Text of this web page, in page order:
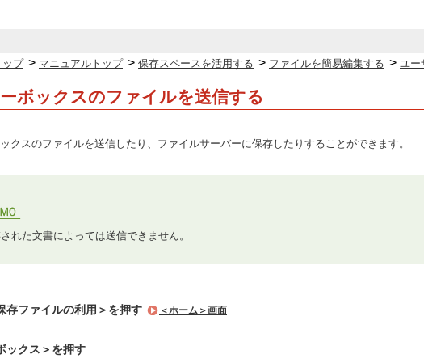
ップ > マニュアルトップ > 保存スペースを活用する > ファイルを簡易編集する > ユー
ボックスのファイルを送信する
クスのファイルを送信したり、ファイルサーバーに保存したりすることができます。
れた文書によっては送信できません。
存ファイルの利用＞を押す ＜ホーム＞画面
ックス＞を押す